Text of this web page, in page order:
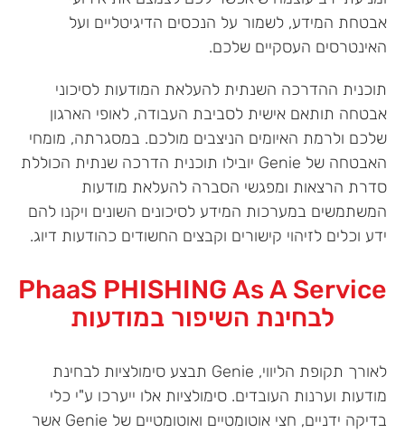
אבטחת המידע, לשמור על הנכסים הדיגיטליים ועל
האינטרסים העסקיים שלכם.
תוכנית ההדרכה השנתית להעלאת המודעות לסיכוני
אבטחה תותאם אישית לסביבת העבודה, לאופי הארגון
שלכם ולרמת האיומים הניצבים מולכם. במסגרתה, מומחי
האבטחה של Genie יובילו תוכנית הדרכה שנתית הכוללת
סדרת הרצאות ומפגשי הסברה להעלאת מודעות
המשתמשים במערכות המידע לסיכונים השונים ויקנו להם
ידע וכלים לזיהוי קישורים וקבצים החשודים כהודעות דיוג.
PhaaS PHISHING As A Service
לבחינת השיפור במודעות
לאורך תקופת הליווי, Genie תבצע סימולציות לבחינת
מודעות וערנות העובדים. סימולציות אלו ייערכו ע"י כלי
בדיקה ידניים, חצי אוטומטיים ואוטומטיים של Genie אשר